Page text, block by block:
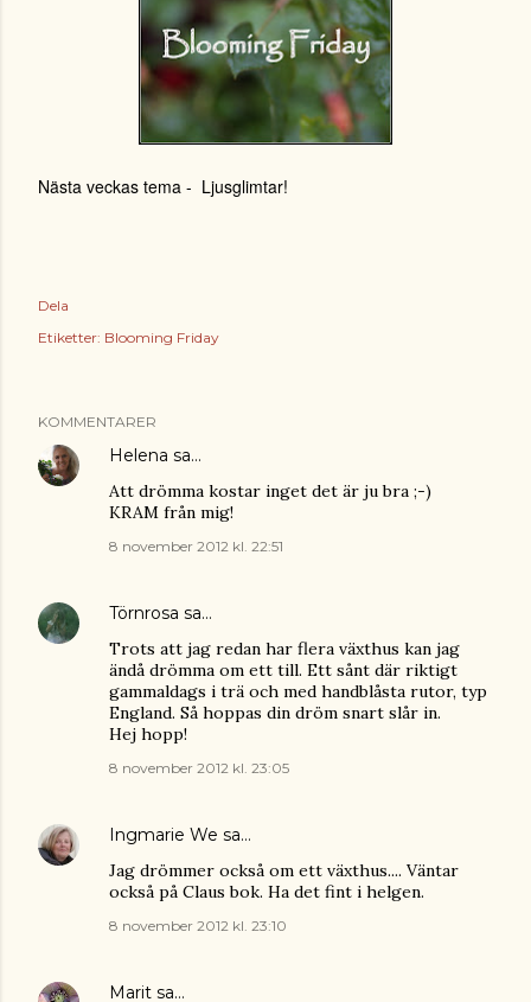
Nästa veckas tema - Ljusglimtar!
Dela
Etiketter: Blooming Friday
KOMMENTARER
Helena sa…
Att drömma kostar inget det är ju bra ;-)
KRAM från mig!
8 november 2012 kl. 22:51
Törnrosa sa…
Trots att jag redan har flera växthus kan jag
ändå drömma om ett till. Ett sånt där riktigt
gammaldags i trä och med handblåsta rutor, typ
England. Så hoppas din dröm snart slår in.
Hej hopp!
8 november 2012 kl. 23:05
Ingmarie We sa…
Jag drömmer också om ett växthus.... Väntar
också på Claus bok. Ha det fint i helgen.
8 november 2012 kl. 23:10
Marit sa…